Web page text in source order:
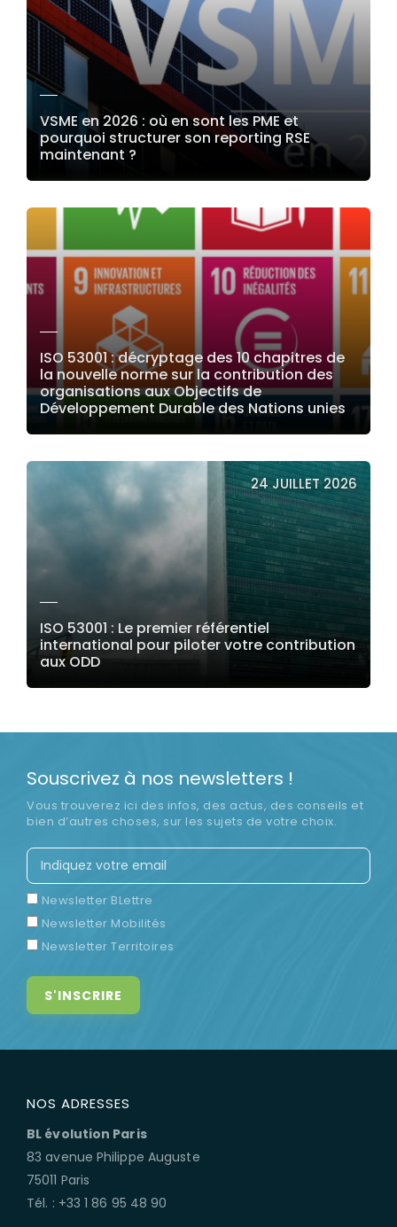
VSME en 2026 : où en sont les PME et
pourquoi structurer son reporting RSE
maintenant ?
LIRE LA SUITE
ISO 53001 : décryptage des 10 chapitres de
la nouvelle norme sur la contribution des
organisations aux Objectifs de
Développement Durable des Nations unies
LIRE LA SUITE
24 JUILLET 2026
ISO 53001 : Le premier référentiel
international pour piloter votre contribution
aux ODD
Souscrivez à nos newsletters !
Vous trouverez ici des infos, des actus, des conseils et
bien d’autres choses, sur les sujets de votre choix.
Newsletter BLettre
Newsletter Mobilités
Newsletter Territoires
NOS ADRESSES
BL évolution Paris
83 avenue Philippe Auguste
75011 Paris
Tél. : +33 1 86 95 48 90